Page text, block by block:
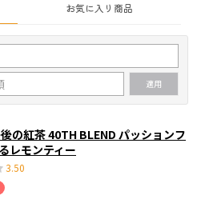
お気に入り商品
の紅茶 40TH BLEND パッションフ
レモンティー
3.50